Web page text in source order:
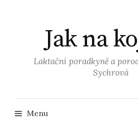
Jak na
Laktační poradkyně a
Sychrová
Menu